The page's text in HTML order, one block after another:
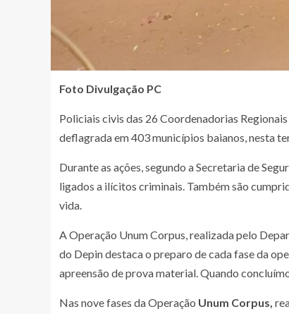
Foto Divulgação PC
Policiais civis das 26 Coordenadorias
deflagrada em 403 municípios baianos, nesta
Durante as ações, segundo a Secretaria de
ligados a ilícitos criminais. Também são
vida.
A Operação Unum Corpus, realizada pelo
do Depin destaca o preparo de cada fase da
apreensão de prova material. Quando
Nas nove fases da Operação Unum Corpus,